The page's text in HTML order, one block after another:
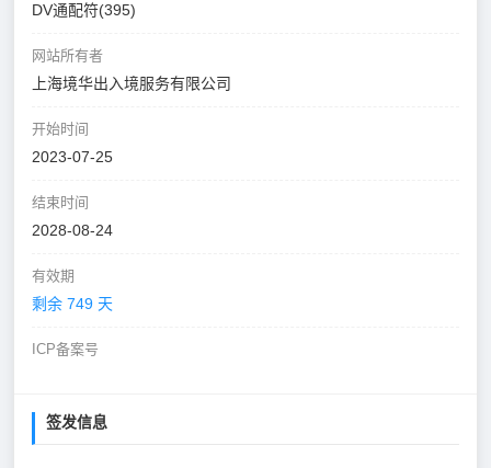
DV通配符(395)
网站所有者
上海境华出入境服务有限公司
开始时间
2023-07-25
结束时间
2028-08-24
有效期
剩余 749 天
ICP备案号
签发信息